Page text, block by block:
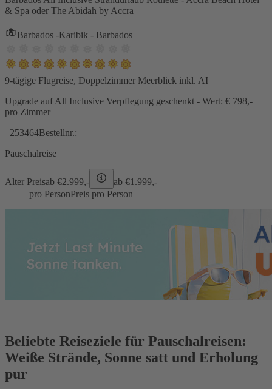
& Spa oder The Abidah by Accra
Barbados -Karibik - Barbados
9-tägige Flugreise, Doppelzimmer Meerblick inkl. AI
Upgrade auf All Inclusive Verpflegung geschenkt - Wert: € 798,-
pro Zimmer
253464Bestellnr.:
Pauschalreise
Alter Preisab €2.999,- ab €1.999,-
pro PersonPreis pro Person
Beliebte Reiseziele für Pauschalreisen:
Weiße Strände, Sonne satt und Erholung
pur